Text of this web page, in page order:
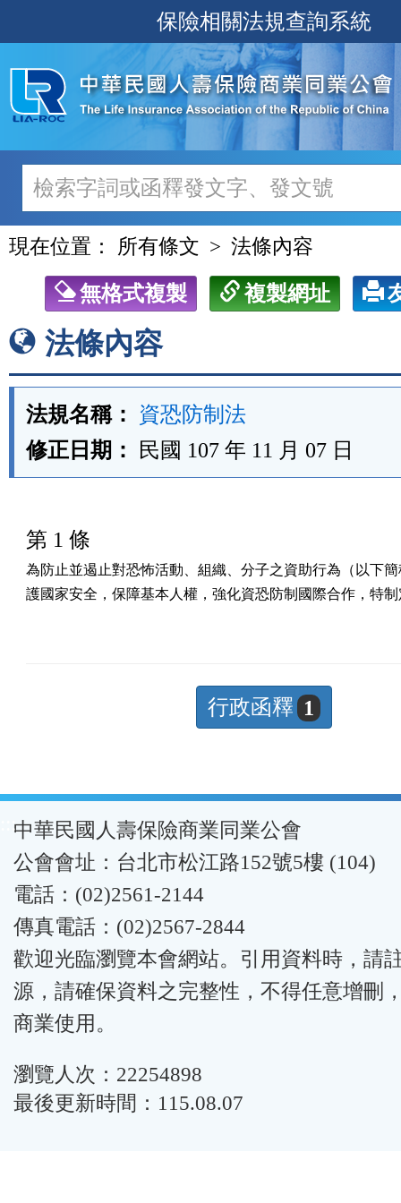
至
主
內
容
保險相關法規查詢系統
現在位置： 所有條文 法條內容
無格式複製 複製網址
法條內容
法規名稱：
資恐防制法
修正日期：
民國 107 年 11 月 07 日
第 1 條
為防止並遏止對恐怖活動、組織、分子之資助行為（以下
護國家安全，保障基本人權，強化資恐防制國際合作，特
行政函釋 1
:::中華民國人壽保險商業同業公會
公會會址：台北市松江路152號5樓 (104)
電話：(02)2561-2144
傳真電話：(02)2567-2844
歡迎光臨瀏覽本會網站。引用資料時，請
源，請確保資料之完整性，不得任意增刪
商業使用。
瀏覽人次：22254898
最後更新時間：115.08.07